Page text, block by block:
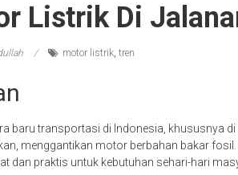
Listrik Di
motor listrik, tren
baru transportasi di Indonesia, khususnya di
menggantikan motor berbahan bakar
dan praktis untuk kebutuhan sehari-hari